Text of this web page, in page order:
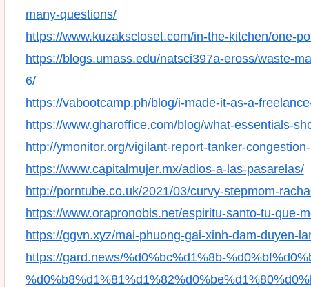
many-questions/
https://www.kuzakscloset.com/in-the-kitchen/one-
https://blogs.umass.edu/natsci397a-eross/waste-
6/
https://vabootcamp.ph/blog/i-made-it-as-a-
https://www.gharoffice.com/blog/what-essentials-
http://ymonitor.org/vigilant-report-tanker-
https://www.capitalmujer.mx/adios-a-las-pasarelas/
http://porntube.co.uk/2021/03/curvy-stepmom-
https://www.orapronobis.net/espiritu-santo-tu-que-
https://ggvn.xyz/mai-phuong-gai-xinh-dam-duyen-
https://gard.news/%d0%bc%d1%8b-